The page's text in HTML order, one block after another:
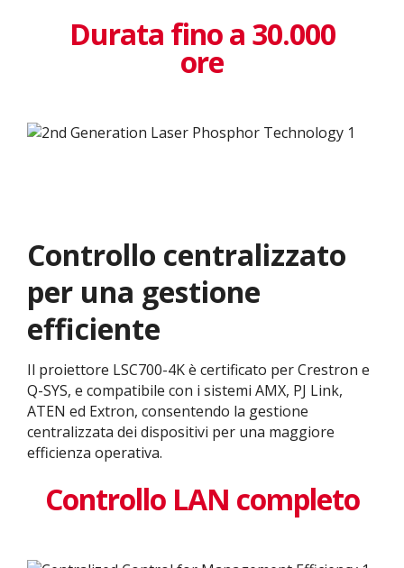
Durata fino a 30.000
ore
Controllo centralizzato
per una gestione
efficiente
Il proiettore LSC700-4K è certificato per Crestron e
Q-SYS, e compatibile con i sistemi AMX, PJ Link,
ATEN ed Extron, consentendo la gestione
centralizzata dei dispositivi per una maggiore
efficienza operativa.
Controllo LAN completo